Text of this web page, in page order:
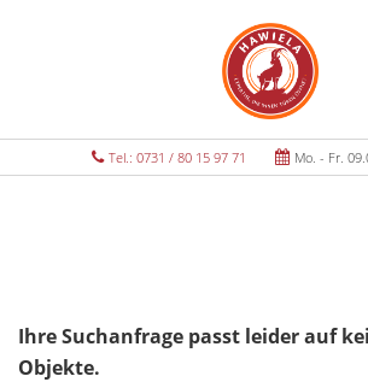
Tel.: 0731 / 80 15 97 71 Mo. - Fr.
Ihre Suchanfrage passt leider auf
Objekte.